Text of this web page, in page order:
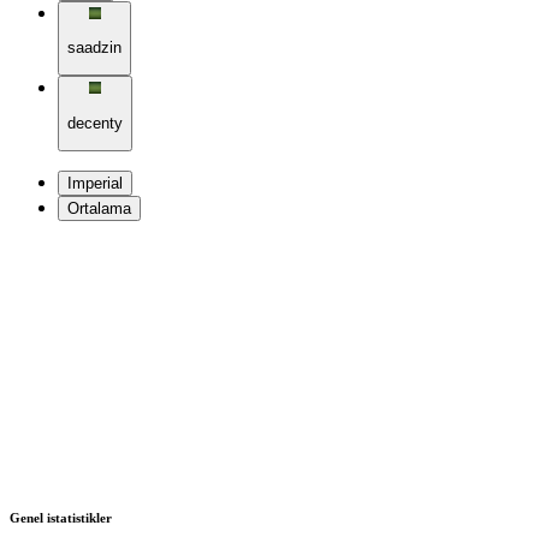
saadzin
decenty
Imperial
Ortalama
Genel istatistikler